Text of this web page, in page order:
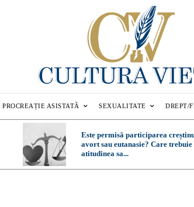
PROCREAȚIE ASISTATĂ SEXUALITATE DREPT/
Este permisă participarea
avort sau eutanasie? Care trebuie
atitudinea sa...